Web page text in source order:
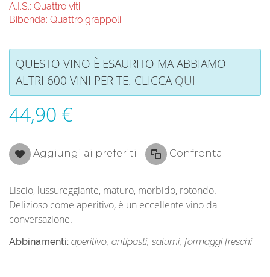
A.I.S.: Quattro viti
Bibenda: Quattro grappoli
QUESTO VINO È ESAURITO MA ABBIAMO
ALTRI 600 VINI PER TE. CLICCAQUI
44,90 €
Aggiungi ai preferiti Confronta
Liscio, lussureggiante, maturo, morbido, rotondo.
Delizioso come aperitivo, è un eccellente vino da
conversazione.
Abbinamenti: aperitivo, antipasti, salumi, formaggi freschi